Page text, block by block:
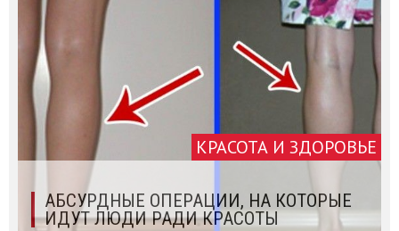
КРАСОТА И ЗДОРОВЬЕ
АБСУРДНЫЕ ОПЕРАЦИИ, НА КОТОРЫЕ
ИДУТ ЛЮДИ РАДИ КРАСОТЫ